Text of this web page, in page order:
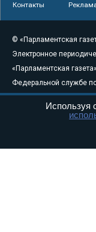
Контакты
© «Парламентская
Электронное
«Парламентская
Федеральной службе
связи,
массовых
Свидетельство о
Используя